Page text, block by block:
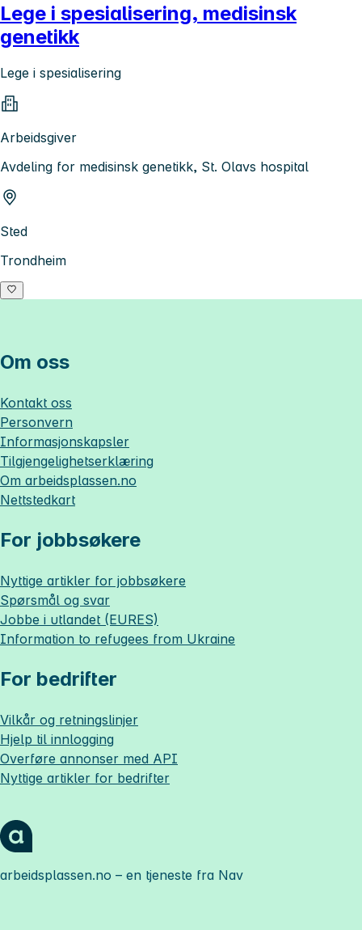
Lege i spesialisering, medisinsk
genetikk
Lege i spesialisering
Arbeidsgiver
Avdeling for medisinsk genetikk, St. Olavs hospital
Sted
Trondheim
Om oss
Kontakt oss
Personvern
Informasjonskapsler
Tilgjengelighetserklæring
Om arbeidsplassen.no
Nettstedkart
For jobbsøkere
Nyttige artikler for jobbsøkere
Spørsmål og svar
Jobbe i utlandet (EURES)
Information to refugees from Ukraine
For bedrifter
Vilkår og retningslinjer
Hjelp til innlogging
Overføre annonser med API
Nyttige artikler for bedrifter
arbeidsplassen.no – en tjeneste fra Nav